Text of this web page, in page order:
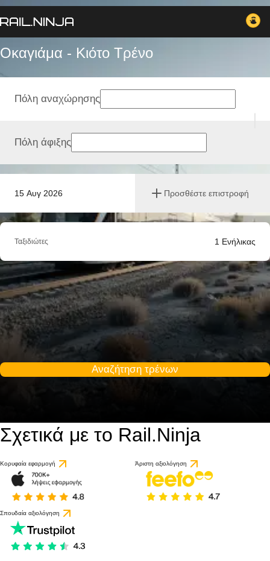
Οκαγιάμα - Κιότο Tρένο
15 Αυγ 2026 Προσθέστε επιστροφή
Πόλη αναχώρησης
Πόλη άφιξης
Ταξιδιώτες 1 Ενήλικας
Αναζήτηση τρένων
Σχετικά με το Rail.Ninja
Κορυφαία εφαρμογή Άριστη αξιολόγηση
Σπουδαία αξιολόγηση